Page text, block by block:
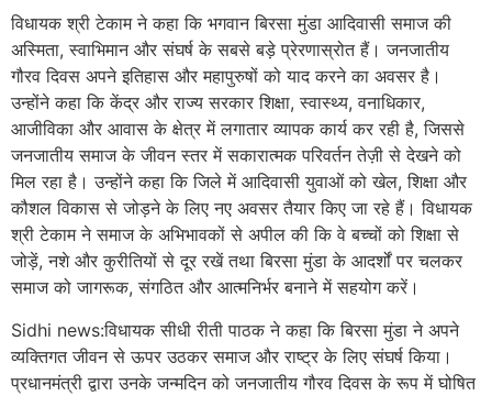
विधायक श्री टेकाम ने कहा कि भगवान बिरसा मुंडा आदिवासी समाज की
अस्मिता, स्वाभिमान और संघर्ष के सबसे बड़े प्रेरणास्रोत हैं। जनजातीय
गौरव दिवस अपने इतिहास और महापुरुषों को याद करने का अवसर है।
उन्होंने कहा कि केंद्र और राज्य सरकार शिक्षा, स्वास्थ्य, वनाधिकार,
आजीविका और आवास के क्षेत्र में लगातार व्यापक कार्य कर रही है, जिससे
जनजातीय समाज के जीवन स्तर में सकारात्मक परिवर्तन तेज़ी से देखने को
मिल रहा है। उन्होंने कहा कि जिले में आदिवासी युवाओं को खेल, शिक्षा और
कौशल विकास से जोड़ने के लिए नए अवसर तैयार किए जा रहे हैं। विधायक
श्री टेकाम ने समाज के अभिभावकों से अपील की कि वे बच्चों को शिक्षा से
जोड़ें, नशे और कुरीतियों से दूर रखें तथा बिरसा मुंडा के आदर्शों पर चलकर
समाज को जागरूक, संगठित और आत्मनिर्भर बनाने में सहयोग करें।
Sidhi news:विधायक सीधी रीती पाठक ने कहा कि बिरसा मुंडा ने अपने
व्यक्तिगत जीवन से ऊपर उठकर समाज और राष्ट्र के लिए संघर्ष किया।
प्रधानमंत्री द्वारा उनके जन्मदिन को जनजातीय गौरव दिवस के रूप में घोषित